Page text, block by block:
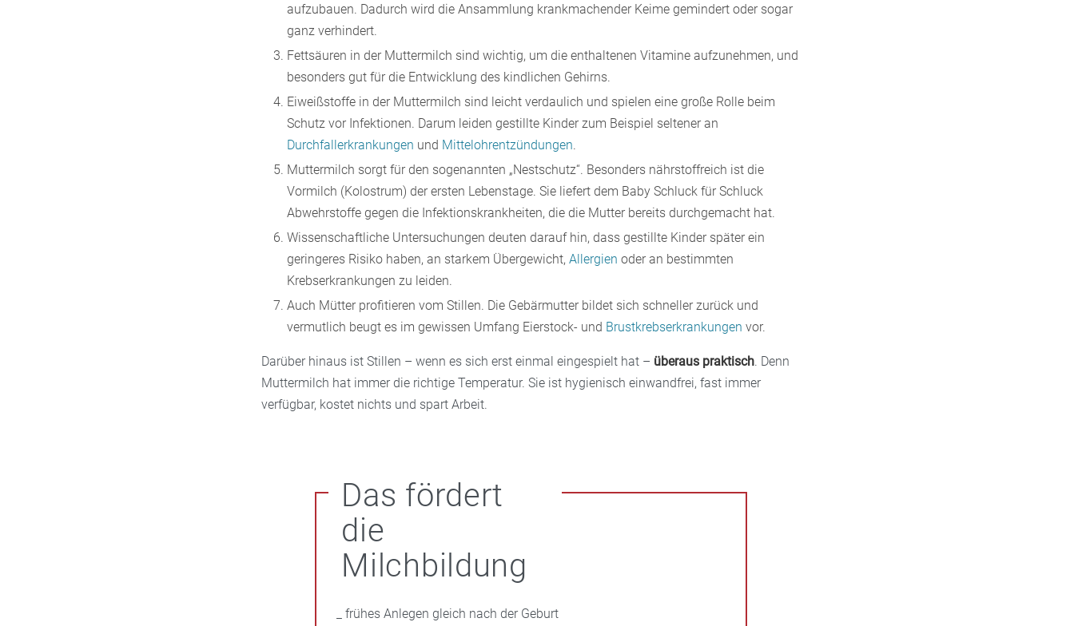
aufzubauen. Dadurch wird die Ansammlung krankmachender Keime gemindert oder sogar
ganz verhindert.
Fettsäuren in der Muttermilch sind wichtig, um die enthaltenen Vitamine aufzunehmen, und
besonders gut für die Entwicklung des kindlichen Gehirns.
Eiweißstoffe in der Muttermilch sind leicht verdaulich und spielen eine große Rolle beim
Schutz vor Infektionen. Darum leiden gestillte Kinder zum Beispiel seltener an
Durchfallerkrankungen und Mittelohrentzündungen.
Muttermilch sorgt für den sogenannten „Nestschutz“. Besonders nährstoffreich ist die
Vormilch (Kolostrum) der ersten Lebenstage. Sie liefert dem Baby Schluck für Schluck
Abwehrstoffe gegen die Infektionskrankheiten, die die Mutter bereits durchgemacht hat.
Wissenschaftliche Untersuchungen deuten darauf hin, dass gestillte Kinder später ein
geringeres Risiko haben, an starkem Übergewicht, Allergien oder an bestimmten
Krebserkrankungen zu leiden.
Auch Mütter profitieren vom Stillen. Die Gebärmutter bildet sich schneller zurück und
vermutlich beugt es im gewissen Umfang Eierstock- und Brustkrebserkrankungen vor.
Darüber hinaus ist Stillen – wenn es sich erst einmal eingespielt hat –­ überaus praktisch. Denn
Muttermilch hat immer die richtige Temperatur. Sie ist hygienisch einwandfrei, fast immer
verfügbar, kostet nichts und spart Arbeit.
Das fördert
die
Milchbildung
_ frühes Anlegen gleich nach der Geburt